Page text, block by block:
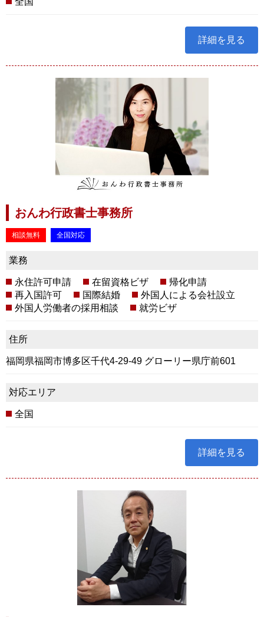
詳細を見る
おんわ行政書士事務所
相談無料 全国対応
業務
永住許可申請 在留資格ビザ
帰化申請
再入国許可
国際結婚
外国人による会社設立
外国人労働者の採用相談
就労ビザ
住所
福岡県福岡市博多区千代4-29-49 グローリー県庁前601
対応エリア
全国
詳細を見る